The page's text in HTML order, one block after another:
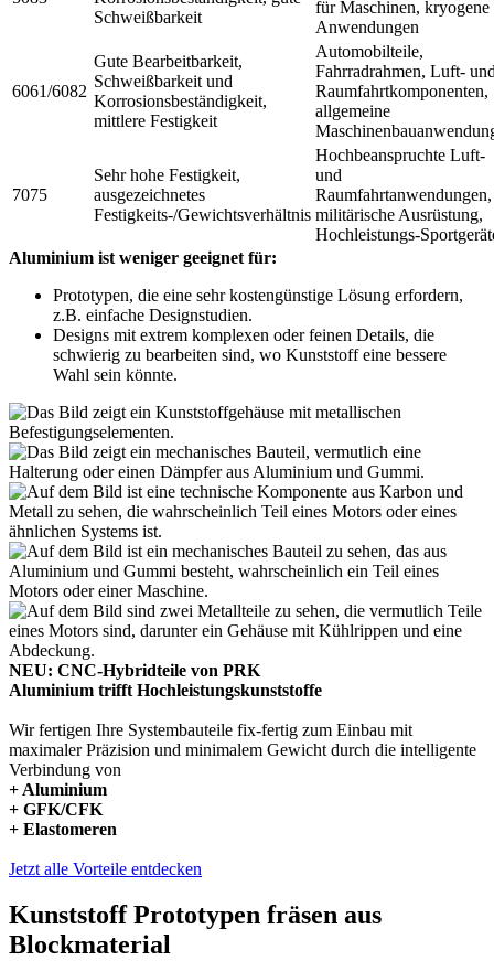
Schweißbarkeit
für Maschinen, kryogene
Anwendungen
6061/6082
Gute Bearbeitbarkeit,
Schweißbarkeit und
Korrosionsbeständigkeit,
mittlere Festigkeit
Automobilteile,
Fahrradrahmen, Luft-
Raumfahrtkomponenten,
allgemeine
7075
Sehr hohe Festigkeit,
ausgezeichnetes
Festigkeits-/Gewichtsverhältnis
Hochbeanspruchte Luft-
und
Raumfahrtanwendungen,
militärische Ausrüstung,
Hochleistungs-
Aluminium ist weniger geeignet für:
Prototypen, die eine sehr kostengünstige Lösung erfordern,
z.B. einfache Designstudien.
Designs mit extrem komplexen oder feinen Details, die
schwierig zu bearbeiten sind, wo Kunststoff eine bessere
Wahl sein könnte.
NEU: CNC-Hybridteile von PRK
Aluminium trifft Hochleistungskunststoffe
Wir fertigen Ihre Systembauteile fix-fertig zum Einbau mit
maximaler Präzision und minimalem Gewicht durch die intelligente
Verbindung von
+ Aluminium
+ GFK/CFK
+ Elastomeren
Jetzt alle Vorteile entdecken
Kunststoff Prototypen fräsen aus
Blockmaterial